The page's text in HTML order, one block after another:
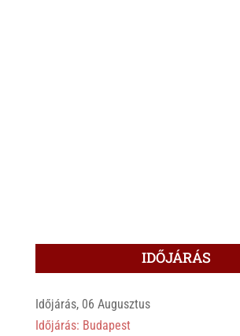
IDŐJÁRÁS
Időjárás, 06 Augusztus
Időjárás: Budapest